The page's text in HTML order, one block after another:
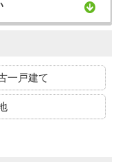
一戸建て